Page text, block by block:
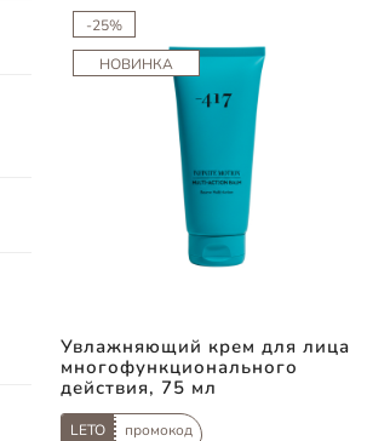
-25%
НОВИНКА
Увлажняющий крем для лица
многофункционального
действия, 75 мл
LETO промокод